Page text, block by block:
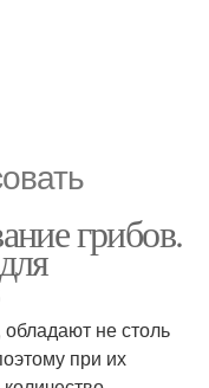
грибов.
не столь
при их